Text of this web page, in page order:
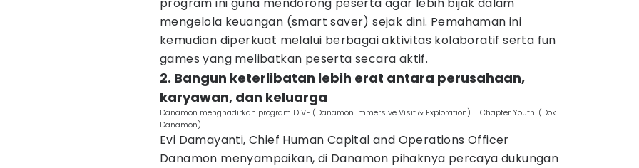
mengelola keuangan (smart saver) sejak dini. Pemahaman ini
kemudian diperkuat melalui berbagai aktivitas kolaboratif serta fun
games yang melibatkan peserta secara aktif.
2. Bangun keterlibatan lebih erat antara perusahaan,
karyawan, dan keluarga
Danamon menghadirkan program DIVE (Danamon Immersive Visit & Exploration) – Chapter Youth. (Dok.
Danamon).
Evi Damayanti, Chief Human Capital and Operations Officer
Danamon menyampaikan, di Danamon pihaknya percaya dukungan